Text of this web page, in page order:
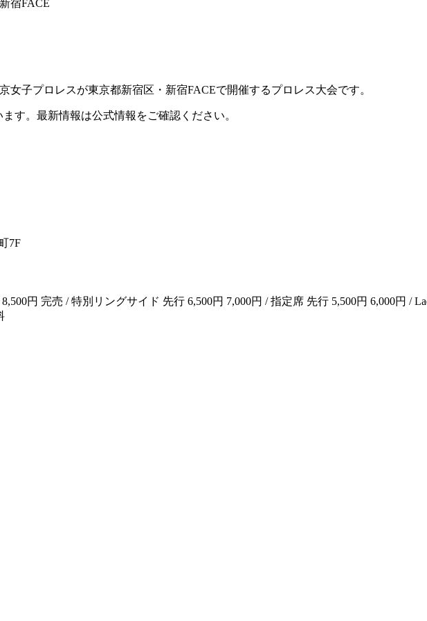
宿FACE
女子プロレスが東京都新宿区・新宿FACEで開催するプロレス大会です。
す。最新情報は公式情報をご確認ください。
7F
円 完売 / 特別リングサイド 先行 6,500円 7,000円 / 指定席 先行 5,500円 6,000円 /